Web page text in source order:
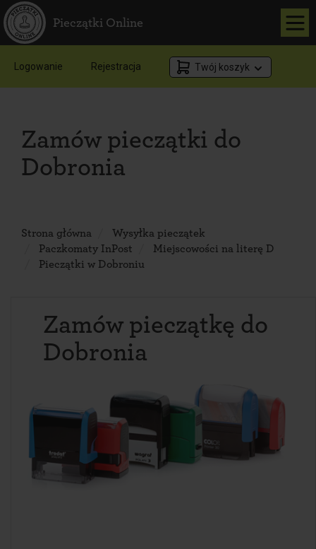
Pieczątki Online
Logowanie Rejestracja Twój koszyk
Zamów pieczątki do
Dobronia
Strona główna
Wysyłka pieczątek
Paczkomaty InPost
Miejscowości na literę D
Pieczątki w Dobroniu
Zamów pieczątkę do
Dobronia